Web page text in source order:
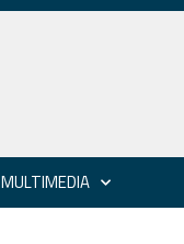
MULTIMEDIA